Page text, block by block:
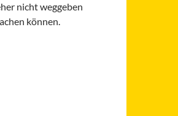
nicht weggeben
können.